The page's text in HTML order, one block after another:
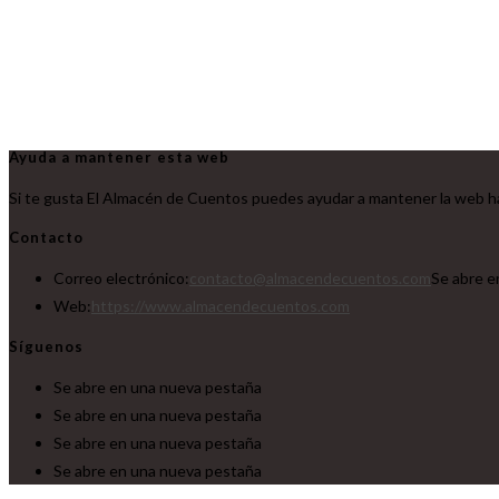
Ayuda a mantener esta web
Si te gusta El Almacén de Cuentos puedes ayudar a mantener la web
Contacto
Correo electrónico:
Se abre
Web:
Síguenos
Se abre en una nueva pestaña
Se abre en una nueva pestaña
Se abre en una nueva pestaña
Se abre en una nueva pestaña